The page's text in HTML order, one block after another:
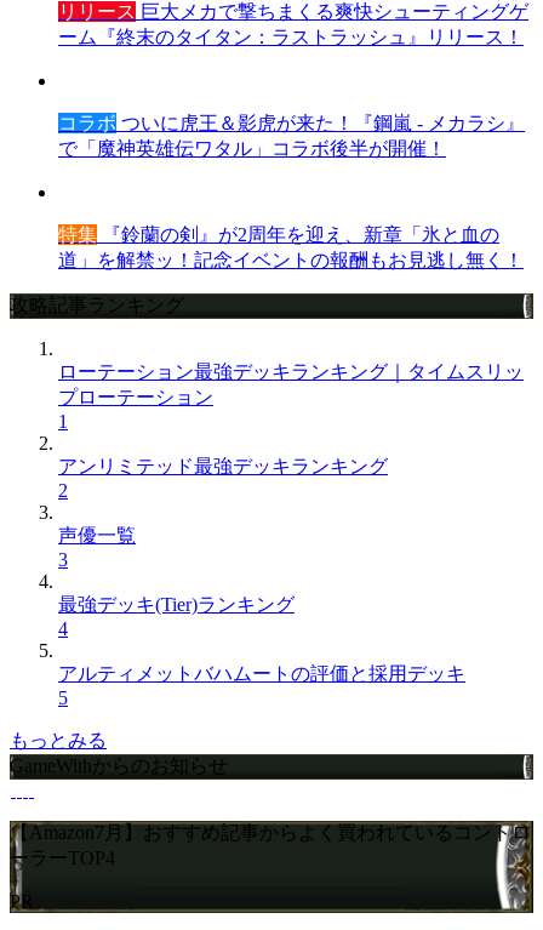
リリース 巨大メカで撃ちまくる爽快シューティングゲ
ーム『終末のタイタン：ラストラッシュ』リリース！
コラボ ついに虎王＆影虎が来た！『鋼嵐 - メカラシ』
で「魔神英雄伝ワタル」コラボ後半が開催！
特集 『鈴蘭の剣』が2周年を迎え、新章「氷と血の
道」を解禁ッ！記念イベントの報酬もお見逃し無く！
攻略記事ランキング
ローテーション最強デッキランキング｜タイムスリッ
プローテーション
1
アンリミテッド最強デッキランキング
2
声優一覧
3
最強デッキ(Tier)ランキング
4
アルティメットバハムートの評価と採用デッキ
5
もっとみる
GameWithからのお知らせ
【Amazon7月】おすすめ記事からよく買われているコントロ
ーラーTOP4
PR